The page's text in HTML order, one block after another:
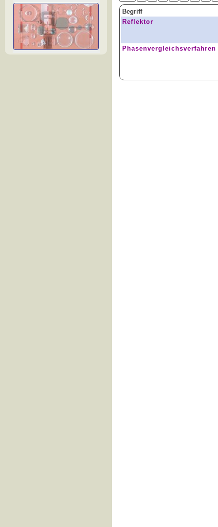
Begriff
Reflektor
Phasenvergleichsverfahren